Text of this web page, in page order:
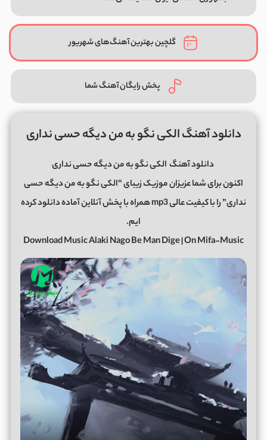
گلچین بهترین آهنگ‌های شهریور
پخش رایگان آهنگ شما
دانلود آهنگ الکی نگو به من دیگه حسی نداری
دانلود آهنگ الکی نگو به من دیگه حسی نداری
اکنون برای شما عزیزان موزیک زیبای “الکی نگو به من دیگه حسی
نداری” را با کیفیت عالی mp3 همراه با پخش آنلاین آماده دانلود کرده
ایم.
Download Music Alaki Nago Be Man Dige | On Mifa-Music